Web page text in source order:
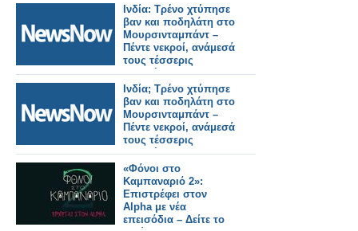
Ινδία: Τρένο χτύπησε
βαν και ποδηλάτη στο
Μουρσινταμπάντ –
Πέντε νεκροί, ανάμεσά
τους τέσσερις
μαθητές.
Ινδία; Τρένο χτύπησε
βαν και ποδηλάτη στο
Μουρσινταμπάντ –
Πέντε νεκροί, ανάμεσά
τους τέσσερις
μαθητές.
«Φόνοι στο
Καμπαναριό 2»:
Επιστρέφει στον
Alpha με νέα
επεισόδια – Δείτε το